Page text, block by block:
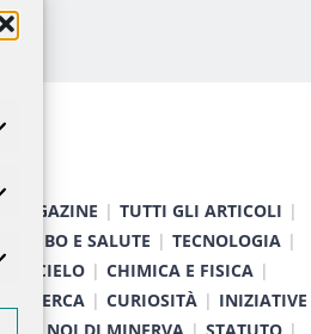
MAGAZINE
TUTTI GLI ARTICOLI
CIBO E SALUTE
TECNOLOGIA
E CIELO
CHIMICA E FISICA
RICERCA
CURIOSITÀ
INIZIATIVE